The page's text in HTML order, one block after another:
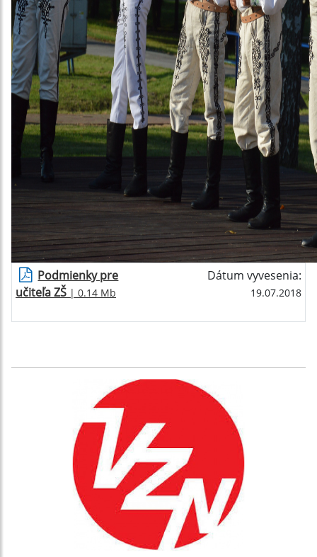
Podmienky pre
učiteľa ZŠ | 0.14 Mb
Dátum vyvesenia:
19.07.2018